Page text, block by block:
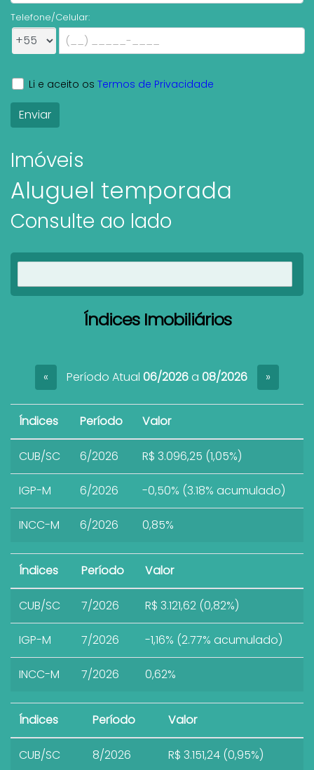
Telefone/Celular:
Li e aceito os Termos de Privacidade
Imóveis
Aluguel temporada
Consulte ao lado
Índices Imobiliários
« Período Atual 06/2026a 08/2026 »
Índices Período Valor
CUB/SC 6/2026 R$ 3.096,25 (1,05%)
IGP-M 6/2026 -0,50% (3.18% acumulado)
INCC-M 6/2026 0,85%
Índices Período Valor
CUB/SC 7/2026 R$ 3.121,62 (0,82%)
IGP-M 7/2026 -1,16% (2.77% acumulado)
INCC-M 7/2026 0,62%
Índices Período Valor
CUB/SC 8/2026 R$ 3.151,24 (0,95%)